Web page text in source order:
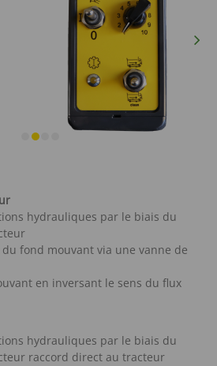
hydrauliques par le biais du
du fond mouvant via une vanne de
en inversant le sens du flux
hydrauliques par le biais du
raccord direct au tracteur